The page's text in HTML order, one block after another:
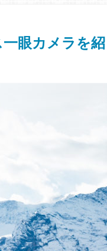
眼カメラを紹